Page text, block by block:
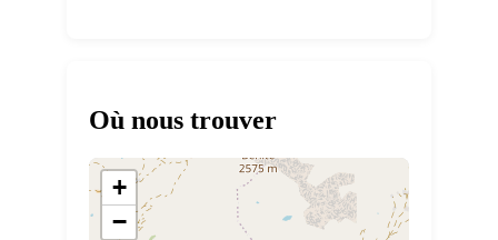
Où nous trouver
+
−